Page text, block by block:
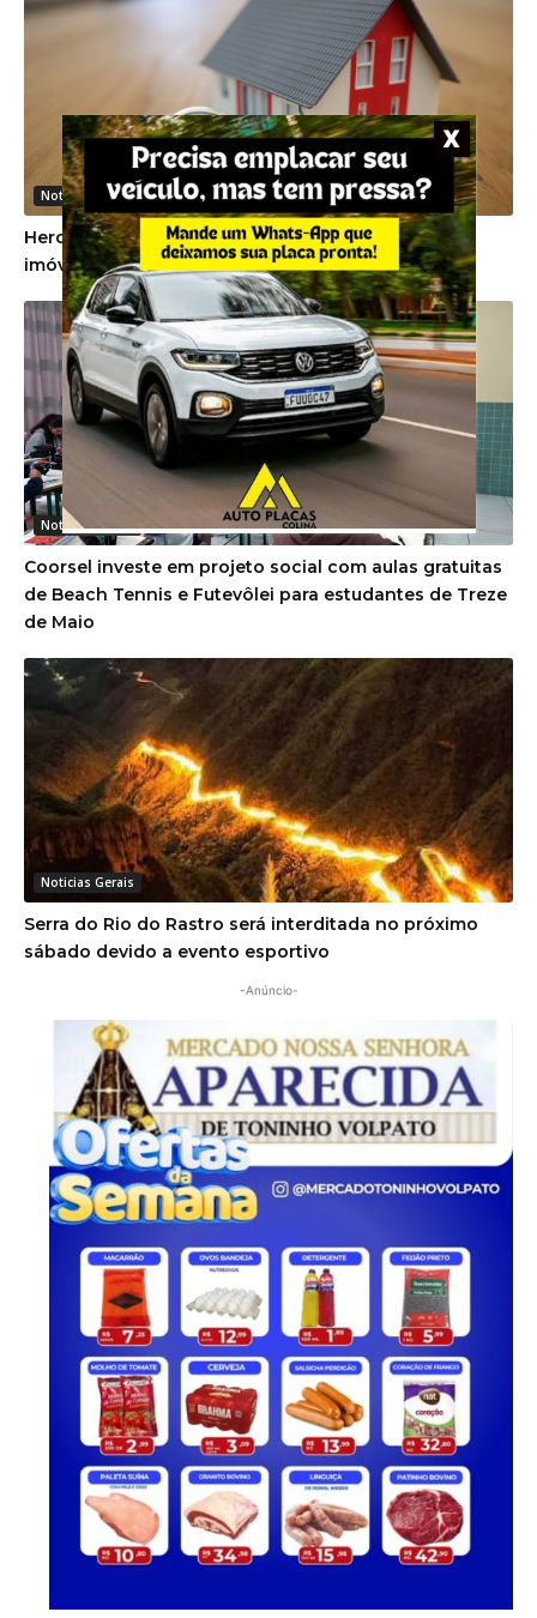
Noticias Gerais
Herdeiros devem cumprir promessa de venda de
imóvel firmada em vida pela proprietária
Noticias Gerais
Coorsel investe em projeto social com aulas gratuitas
de Beach Tennis e Futevôlei para estudantes de Treze
de Maio
Noticias Gerais
Serra do Rio do Rastro será interditada no próximo
sábado devido a evento esportivo
-Anúncio-